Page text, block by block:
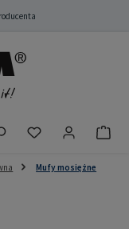
Masz 0
Mufy mosiężne